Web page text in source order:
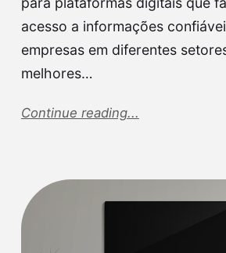
acesso a informações
empresas em diferentes
melhores…
Continue reading...